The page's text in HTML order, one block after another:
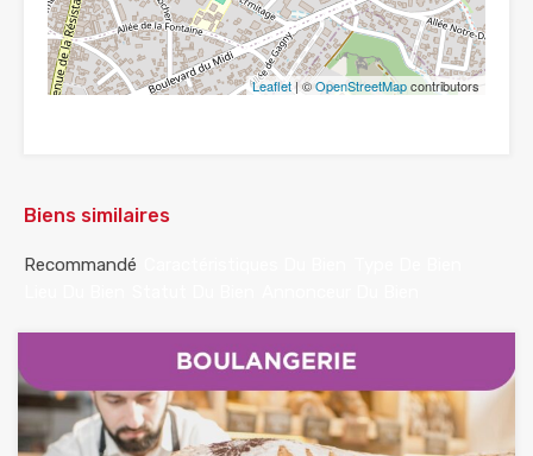
Leaflet| ©OpenStreetMapcontributors
Biens similaires
Recommandé